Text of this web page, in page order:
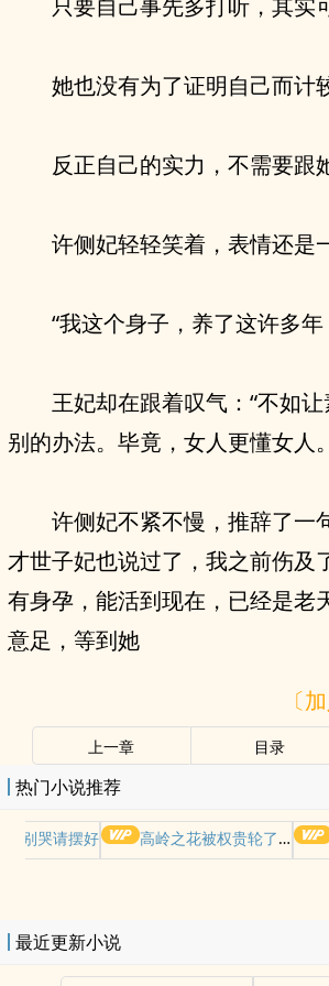
只要自己事先多打听，其实
她也没有为了证明自己而计
反正自己的实力，不需要跟
许侧妃轻轻笑着，表情还是
“我这个身子，养了这许多
王妃却在跟着叹气：“不如
别的办法。毕竟，女人更懂女人
许侧妃不紧不慢，推辞了一
才世子妃也说过了，我之前伤及
有身孕，能活到现在，已经是老
意足，等到她
〔
上一章 目录
热门小说推荐
老师别哭请摆好 高岭之花被权贵轮了后
最近更新小说